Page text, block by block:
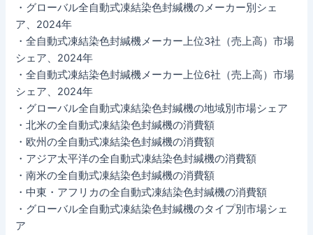
・グローバル全自動式凍結染色封緘機のメーカー別シェ
ア、2024年
・全自動式凍結染色封緘機メーカー上位3社（売上高）市場
シェア、2024年
・全自動式凍結染色封緘機メーカー上位6社（売上高）市場
シェア、2024年
・グローバル全自動式凍結染色封緘機の地域別市場シェア
・北米の全自動式凍結染色封緘機の消費額
・欧州の全自動式凍結染色封緘機の消費額
・アジア太平洋の全自動式凍結染色封緘機の消費額
・南米の全自動式凍結染色封緘機の消費額
・中東・アフリカの全自動式凍結染色封緘機の消費額
・グローバル全自動式凍結染色封緘機のタイプ別市場シェ
ア